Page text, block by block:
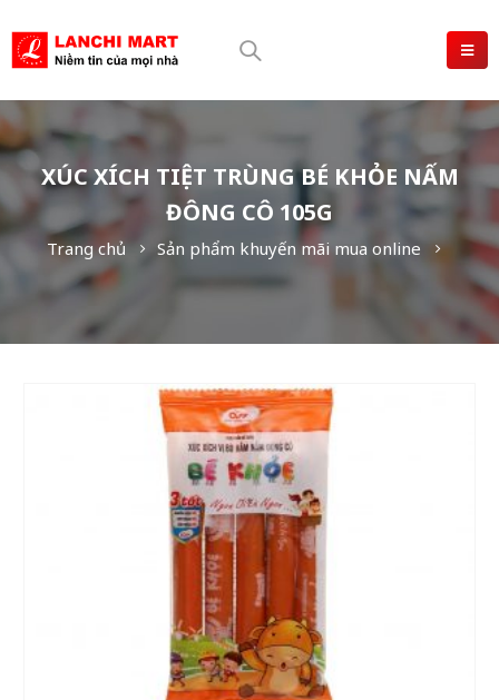
XÚC XÍCH TIỆT TRÙNG BÉ KHỎE NẤM
ĐÔNG CÔ 105G
Trang chủ Sản phẩm khuyến mãi mua online